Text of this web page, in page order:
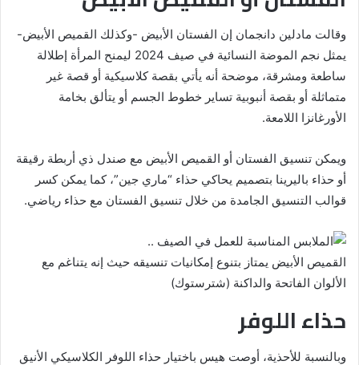
وقالت مادلين دانجمان إن الفستان الأبيض -وكذلك القميص الأبيض-
يمثل نجم الموضة النسائية في صيف 2024 ليمنح المرأة إطلالة
ساطعة ومشرقة، موضحة أنه يأتي بقصة كلاسيكية أو قصة غير
متماثلة أو بقصة أنبوبية تساير خطوط الجسم أو يتألق بخامة
الأورغانزا اللامعة.
ويمكن تنسيق الفستان أو القميص الأبيض مع صندل ذي أربطة رقيقة
أو حذاء باليرينا بتصميم يحاكي حذاء “ماري جين”، كما يمكن كسر
قوالب التنسيق الجامدة من خلال تنسيق الفستان مع حذاء رياضي.
القميص الأبيض يمتاز بتنوع إمكانيات تنسيقه حيث إنه يتناغم مع
الألوان الفاتحة والداكنة (شترستوك)
حذاء اللوفر
وبالنسبة للأحذية، أوصت هيس باختيار حذاء اللوفر الكلاسيكي الأنيق